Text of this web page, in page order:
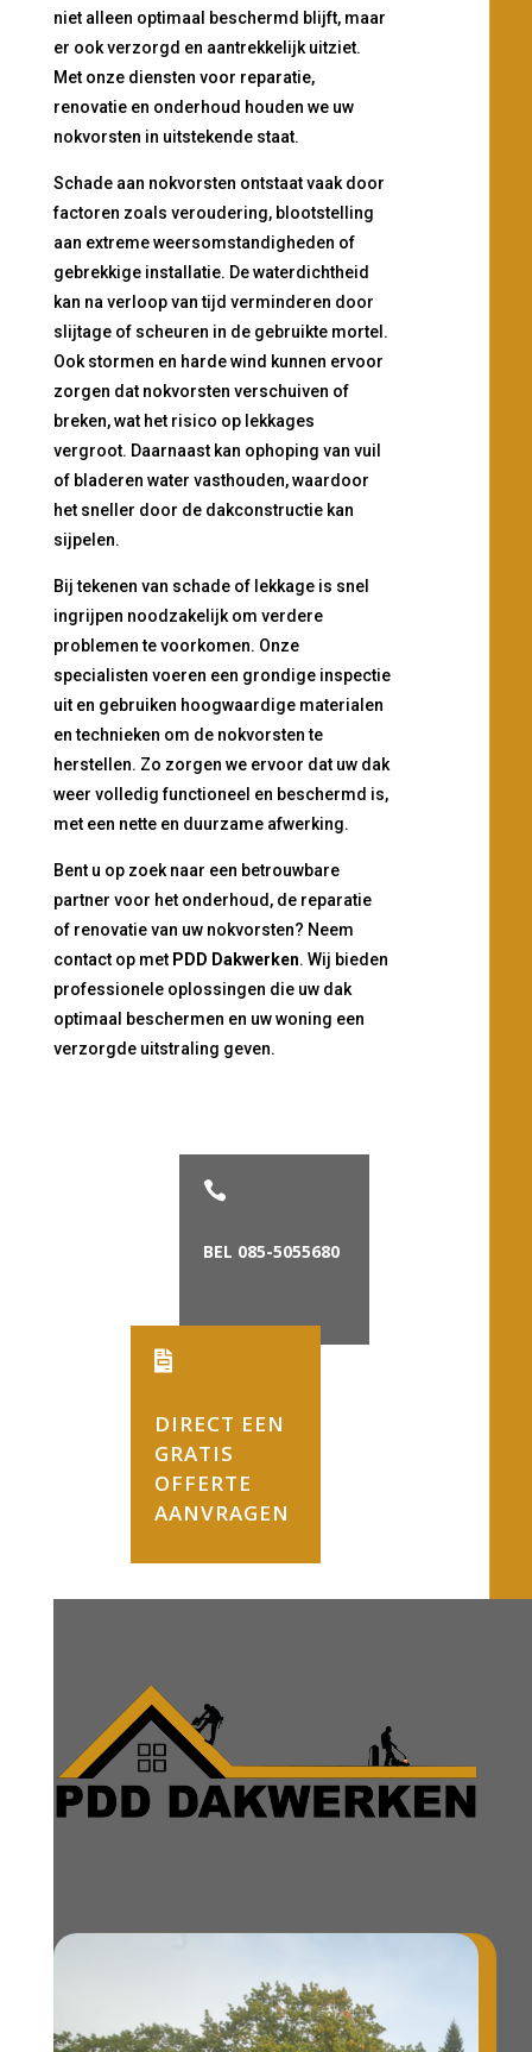
niet alleen optimaal beschermd blijft, maar
er ook verzorgd en aantrekkelijk uitziet.
Met onze diensten voor reparatie,
renovatie en onderhoud houden we uw
nokvorsten in uitstekende staat.
Schade aan nokvorsten ontstaat vaak door
factoren zoals veroudering, blootstelling
aan extreme weersomstandigheden of
gebrekkige installatie. De waterdichtheid
kan na verloop van tijd verminderen door
slijtage of scheuren in de gebruikte mortel.
Ook stormen en harde wind kunnen ervoor
zorgen dat nokvorsten verschuiven of
breken, wat het risico op lekkages
vergroot. Daarnaast kan ophoping van vuil
of bladeren water vasthouden, waardoor
het sneller door de dakconstructie kan
sijpelen.
Bij tekenen van schade of lekkage is snel
ingrijpen noodzakelijk om verdere
problemen te voorkomen. Onze
specialisten voeren een grondige inspectie
uit en gebruiken hoogwaardige materialen
en technieken om de nokvorsten te
herstellen. Zo zorgen we ervoor dat uw dak
weer volledig functioneel en beschermd is,
met een nette en duurzame afwerking.
Bent u op zoek naar een betrouwbare
partner voor het onderhoud, de reparatie
of renovatie van uw nokvorsten? Neem
contact op met PDD Dakwerken. Wij bieden
professionele oplossingen die uw dak
optimaal beschermen en uw woning een
verzorgde uitstraling geven.

BEL 085-5055680

DIRECT EEN
GRATIS
OFFERTE
AANVRAGEN